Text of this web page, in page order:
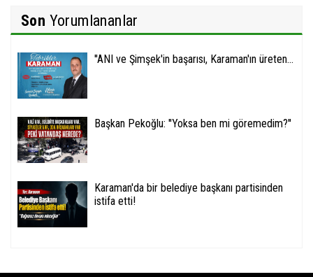
Son Yorumlananlar
''ANI ve Şimşek'in başarısı, Karaman'ın üreten...
Başkan Pekoğlu: ''Yoksa ben mi göremedim?''
Karaman'da bir belediye başkanı partisinden
istifa etti!